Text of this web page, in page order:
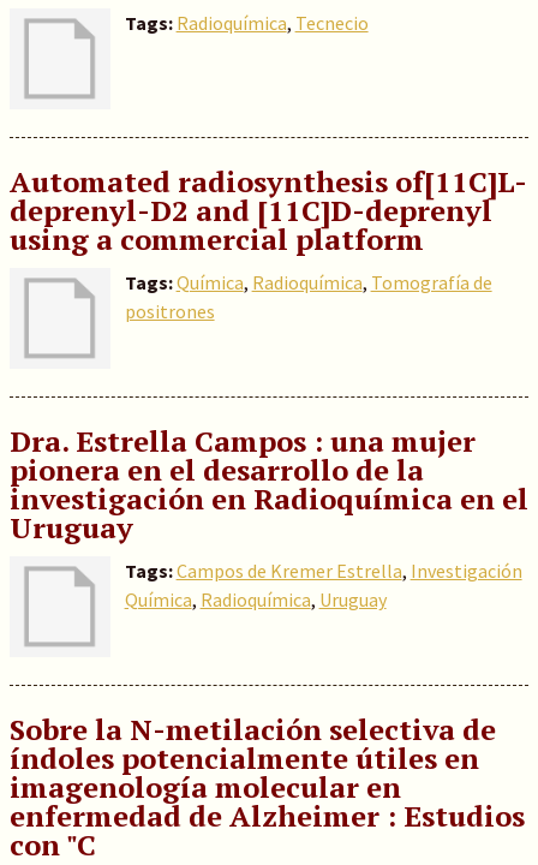
Tags: Radioquímica, Tecnecio
Automated radiosynthesis of[11C]L-
deprenyl-D2 and [11C]D-deprenyl
using a commercial platform
Tags:Química, Radioquímica, Tomografía de
positrones
Dra. Estrella Campos : una mujer
pionera en el desarrollo de la
investigación en Radioquímica en el
Uruguay
Tags:Campos de Kremer Estrella, Investigación
Química, Radioquímica, Uruguay
Sobre la N-metilación selectiva de
índoles potencialmente útiles en
imagenología molecular en
enfermedad de Alzheimer : Estudios
con "C